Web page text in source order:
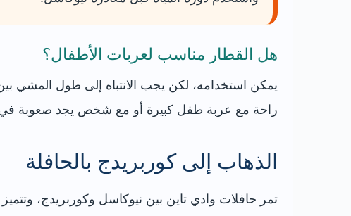
هل القطار مناسب لعربات الأطفال؟
يمكن استخدامه، لكن يجب الانتباه إلى طول المشي
راحة مع عربة طفل كبيرة أو مع شخص يجد صعوبة
الذهاب إلى كوربريدج بالحافلة
تمر حافلات وادي تاين بين نيوكاسل وكوربريدج،